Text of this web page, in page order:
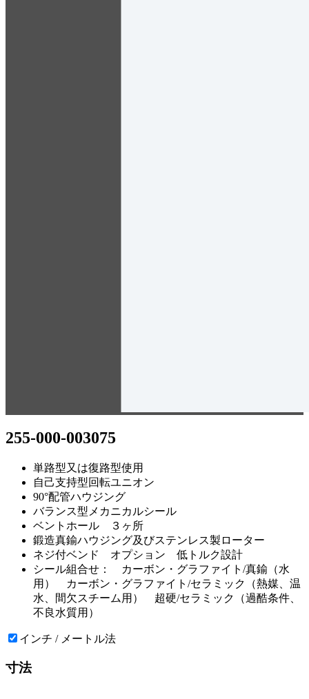
255-000-003075
単路型又は復路型使用
自己支持型回転ユニオン
90°配管ハウジング
バランス型メカニカルシール
ベントホール ３ヶ所
鍛造真鍮ハウジング及びステンレス製ローター
ネジ付ベンド オプション 低トルク設計
シール組合せ： カーボン・グラファイト/真鍮（水
用） カーボン・グラファイト/セラミック（熱媒、温
水、間欠スチーム用） 超硬/セラミック（過酷条件、
不良水質用）
インチ / メートル法
寸法